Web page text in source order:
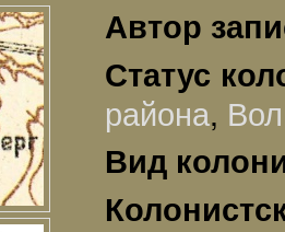
Автор
Статус
района,
Вид